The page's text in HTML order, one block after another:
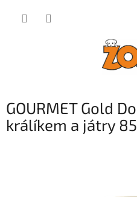
GOURMET Gold
králíkem a játry